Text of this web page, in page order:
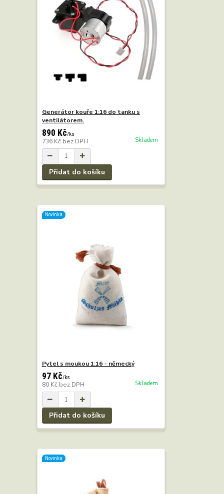
Generátor kouře 1:16 do tanku s
ventilátorem.
890 Kč/ks
736 Kč bez DPH Skladem
Přidat do košíku
Novinka
Pytel s moukou 1:16 - německý
97 Kč/ks
80 Kč bez DPH Skladem
Přidat do košíku
Novinka